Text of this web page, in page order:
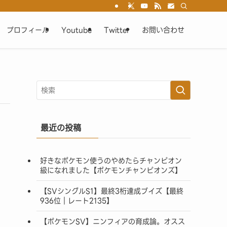
プロフィール Youtube Twitter お問い合わせ
最近の投稿
好きなポケモン使うのやめたらチャンピオン
級になれました【ポケモンチャンピオンズ】
【SVシングルS1】最終3桁達成ブイズ【最終
936位｜レート2135】
【ポケモンSV】ニンフィアの育成論。オスス